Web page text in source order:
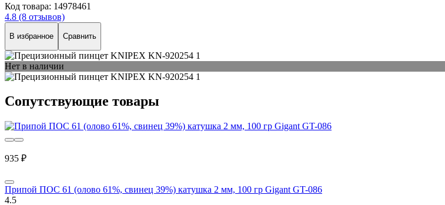
Код товара: 14978461
4.8 (8 отзывов)
В избранное Сравнить
Нет в наличии
Сопутствующие товары
935 ₽
Припой ПОС 61 (олово 61%, свинец 39%) катушка 2 мм, 100 гр Gigant GT-086
4.5